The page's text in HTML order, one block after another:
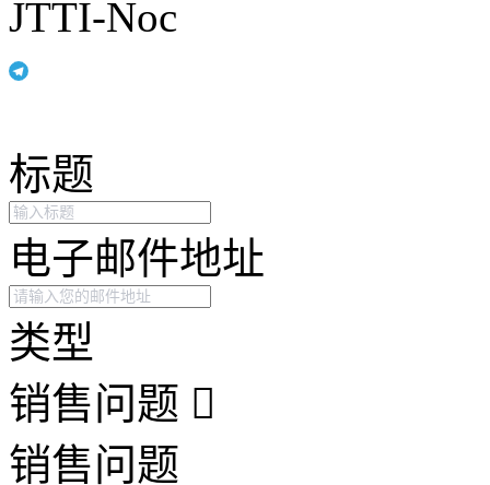
JTTI-Noc
标题
电子邮件地址
类型
销售问题
销售问题